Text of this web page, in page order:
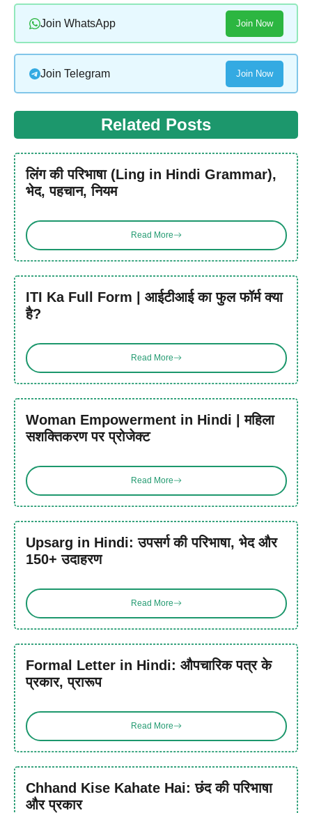
Join WhatsApp Join Now
Join Telegram Join Now
Related Posts
लिंग की परिभाषा (Ling in Hindi Grammar),
भेद, पहचान, नियम
Read More
ITI Ka Full Form | आईटीआई का फुल फॉर्म क्या
है?
Read More
Woman Empowerment in Hindi | महिला
सशक्तिकरण पर प्रोजेक्ट
Read More
Upsarg in Hindi: उपसर्ग की परिभाषा, भेद और
150+ उदाहरण
Read More
Formal Letter in Hindi: औपचारिक पत्र के
प्रकार, प्रारूप
Read More
Chhand Kise Kahate Hai: छंद की परिभाषा
और प्रकार